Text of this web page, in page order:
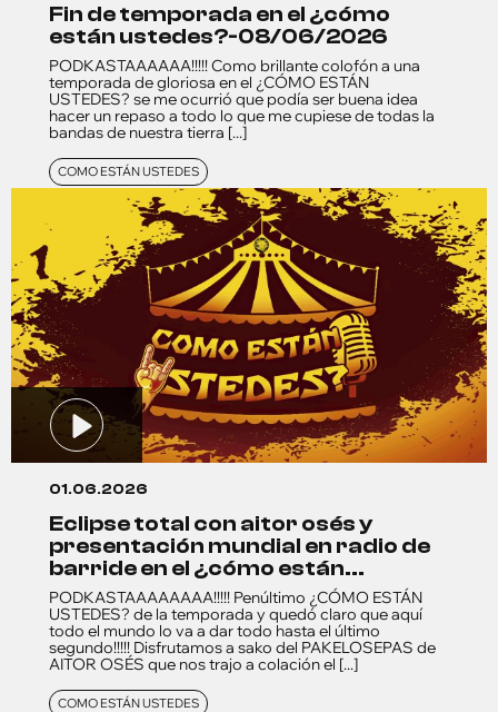
fin de temporada en el ¿cómo
están ustedes?-08/06/2026
PODKASTAAAAAA!!!!! Como brillante colofón a una
temporada de gloriosa en el ¿CÓMO ESTÁN
USTEDES? se me ocurrió que podía ser buena idea
hacer un repaso a todo lo que me cupiese de todas la
bandas de nuestra tierra [...]
COMO ESTÁN USTEDES
01.06.2026
eclipse total con aitor osés y
presentación mundial en radio de
barride en el ¿cómo están...
PODKASTAAAAAAAA!!!!! Penúltimo ¿CÓMO ESTÁN
USTEDES? de la temporada y quedó claro que aquí
todo el mundo lo va a dar todo hasta el último
segundo!!!!! Disfrutamos a sako del PAKELOSEPAS de
AITOR OSÉS que nos trajo a colación el [...]
COMO ESTÁN USTEDES